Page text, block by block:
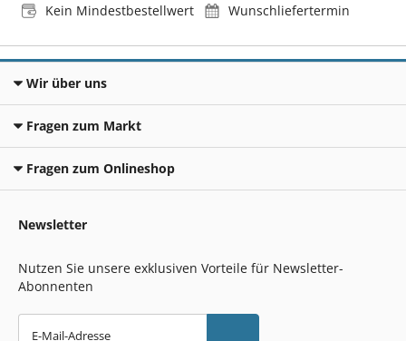
Kein Mindestbestellwert
Wunschliefertermin
Wir über uns
Fragen zum Markt
Fragen zum Onlineshop
Newsletter
Nutzen Sie unsere exklusiven Vorteile für Newsletter-
Abonnenten
E-Mail-Adresse